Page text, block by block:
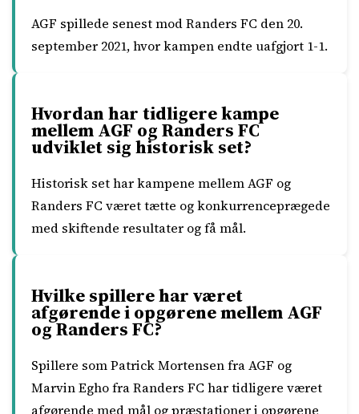
AGF spillede senest mod Randers FC den 20.
september 2021, hvor kampen endte uafgjort 1-1.
Hvordan har tidligere kampe
mellem AGF og Randers FC
udviklet sig historisk set?
Historisk set har kampene mellem AGF og
Randers FC været tætte og konkurrenceprægede
med skiftende resultater og få mål.
Hvilke spillere har været
afgørende i opgørene mellem AGF
og Randers FC?
Spillere som Patrick Mortensen fra AGF og
Marvin Egho fra Randers FC har tidligere været
afgørende med mål og præstationer i opgørene